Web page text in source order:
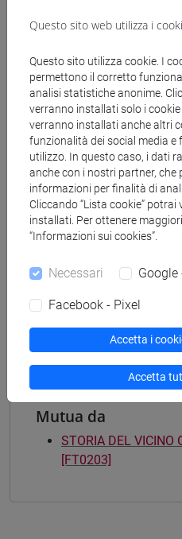
Materiali su Moodle
Corsi di studio e
[FT3] LETTERE -
scienze dell'antichità
[FT5] STORIA - Laurea
[FTR3] LETTERE -
[FTR5] STORIA -
storico - mediterraneo
Mutua da
STORIA DEL VICINO
[FT0203]
Questo sito web utilizza i
Questo sito utilizza cookie. I
permettono il corretto
analisi statistiche anonime.
verranno installati solo i
verranno installati anche altri
funzionalità dei social media
utilizzo. In questo caso, i dati
anche con i nostri partner,
informazioni per finalità di
Cliccando “Lista cookie”
installati. Per ottenere
“Informazioni sui cookies”.
Necessari Google
Facebook - Pixel
Accetta i
Accetta